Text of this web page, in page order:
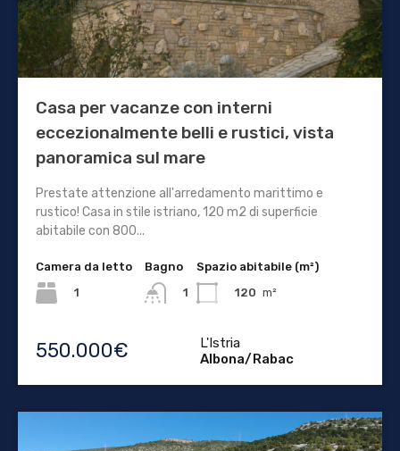
Casa per vacanze con interni
eccezionalmente belli e rustici, vista
panoramica sul mare
Prestate attenzione all'arredamento marittimo e
rustico! Casa in stile istriano, 120 m2 di superficie
abitabile con 800...
Camera da letto
1
Bagno
1
Spazio abitabile (m²)
120 m²
550.000€
L'Istria
Albona/Rabac